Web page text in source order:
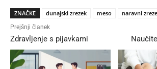
ZNAČKE dunajski zrezek meso naravni
Prejšnji članek
Zdravljenje s pijavkami